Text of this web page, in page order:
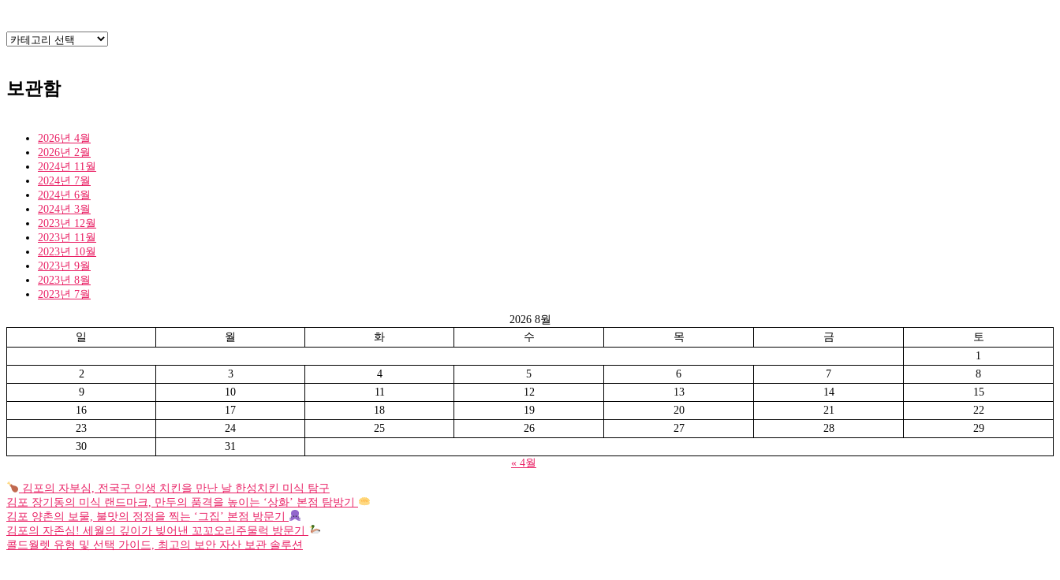
카
리
보관함
2026년 4월
2026년 2월
2024년 11월
2024년 7월
2024년 6월
2024년 3월
2023년 12월
2023년 11월
2023년 10월
2023년 9월
2023년 8월
2023년 7월
2026 8월
일
월 화 수 목 금
토
1
2
3 4 5 6 7
8
9
10 11 12 13 14
15
16
17 18 19 20 21
22
23
24 25 26 27 28
29
30
31
« 4월
김포의 자부심, 전국구 인생 치킨을 만난 날 한성치킨 미식 탐구
김포 장기동의 미식 랜드마크, 만두의 품격을 높이는 ‘상화’ 본점 탐방기
김포 양촌의 보물, 불맛의 정점을 찍는 ‘그집’ 본점 방문기
김포의 자존심! 세월의 깊이가 빚어낸 꼬꼬오리주물럭 방문기
콜드월렛 유형 및 선택 가이드, 최고의 보안 자산 보관 솔루션